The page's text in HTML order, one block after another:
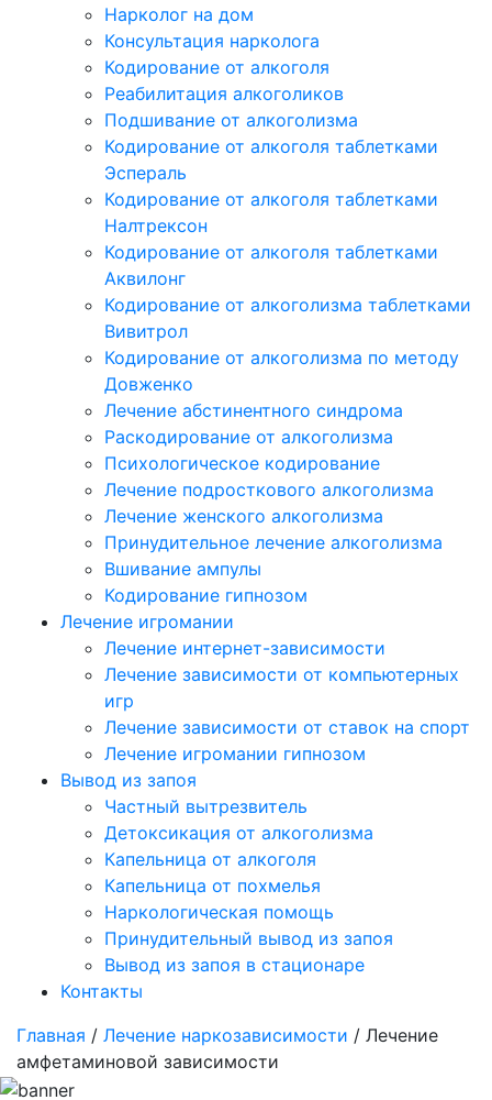
Нарколог на дом
Консультация нарколога
Кодирование от алкоголя
Реабилитация алкоголиков
Подшивание от алкоголизма
Кодирование от алкоголя таблетками
Эспераль
Кодирование от алкоголя таблетками
Налтрексон
Кодирование от алкоголя таблетками
Аквилонг
Кодирование от алкоголизма таблетками
Вивитрол
Кодирование от алкоголизма по методу
Довженко
Лечение абстинентного синдрома
Раскодирование от алкоголизма
Психологическое кодирование
Лечение подросткового алкоголизма
Лечение женского алкоголизма
Принудительное лечение алкоголизма
Вшивание ампулы
Кодирование гипнозом
Лечение игромании
Лечение интернет-зависимости
Лечение зависимости от компьютерных
игр
Лечение зависимости от ставок на спорт
Лечение игромании гипнозом
Вывод из запоя
Частный вытрезвитель
Детоксикация от алкоголизма
Капельница от алкоголя
Капельница от похмелья
Наркологическая помощь
Принудительный вывод из запоя
Вывод из запоя в стационаре
Контакты
Главная / Лечение наркозависимости / Лечение
амфетаминовой зависимости